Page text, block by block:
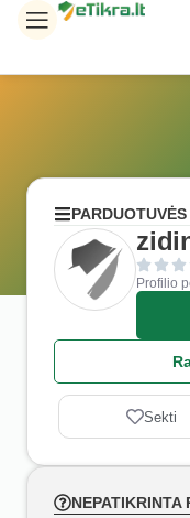
Profilio
Sekti
NEPATIKRINTA